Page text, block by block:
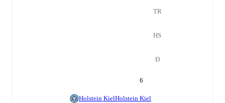
TR
HS
Đ
6
Holstein KielHolstein Kiel